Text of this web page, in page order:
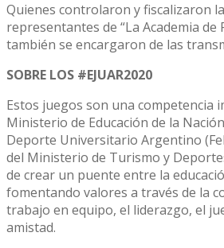
Quienes controlaron y fiscalizaron
representantes de “La Academia de
también se encargaron de las
SOBRE LOS #EJUAR2020
Estos juegos son una competencia
Ministerio de Educación de la
Deporte Universitario Argentino
del Ministerio de Turismo y
de crear un puente entre la
fomentando valores a través de la
trabajo en equipo, el liderazgo, el
amistad.